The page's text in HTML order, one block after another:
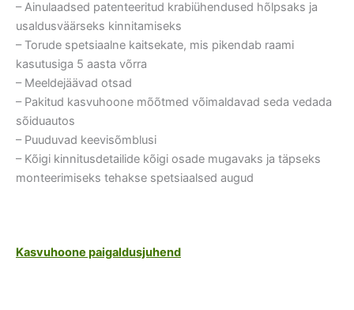
– Ainulaadsed patenteeritud krabiühendused hõlpsaks ja
usaldusväärseks kinnitamiseks
– Torude spetsiaalne kaitsekate, mis pikendab raami
kasutusiga 5 aasta võrra
– Meeldejäävad otsad
– Pakitud kasvuhoone mõõtmed võimaldavad seda vedada
sõiduautos
– Puuduvad keevisõmblusi
– Kõigi kinnitusdetailide kõigi osade mugavaks ja täpseks
monteerimiseks tehakse spetsiaalsed augud
Kasvuhoone paigaldusjuhend